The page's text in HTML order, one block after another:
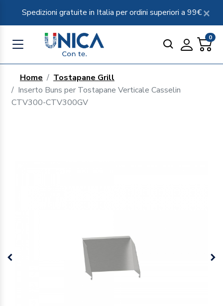
Spedizioni gratuite in Italia per ordini superiori a 99€
0
Home
Tostapane Grill
Inserto Buns per Tostapane Verticale Casselin
CTV300-CTV300GV